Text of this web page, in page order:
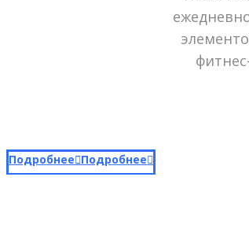
Подробнее Подробнее